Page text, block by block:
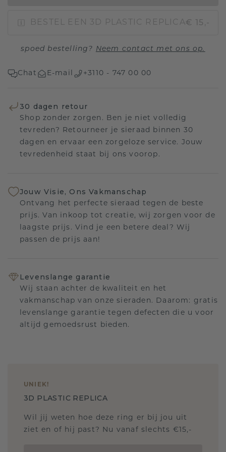
BESTEL EEN 3D PLASTIC REPLICA€ 15,-
spoed bestelling? Neem contact met ons op.
Chat E-mail +3110 - 747 00 00
30 dagen retour
Shop zonder zorgen. Ben je niet volledig
tevreden? Retourneer je sieraad binnen 30
dagen en ervaar een zorgeloze service. Jouw
tevredenheid staat bij ons voorop.
Jouw Visie, Ons Vakmanschap
Ontvang het perfecte sieraad tegen de beste
prijs. Van inkoop tot creatie, wij zorgen voor de
laagste prijs. Vind je een betere deal? Wij
passen de prijs aan!
Levenslange garantie
Wij staan achter de kwaliteit en het
vakmanschap van onze sieraden. Daarom: gratis
levenslange garantie tegen defecten die u voor
altijd gemoedsrust bieden.
UNIEK!
3D PLASTIC REPLICA
Wil jij weten hoe deze ring er bij jou uit
ziet en of hij past? Nu vanaf slechts €15,-